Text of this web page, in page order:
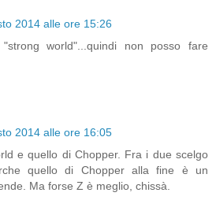
2014 alle ore 15:26
world"...quindi non posso fare
2014 alle ore 16:05
e quello di Chopper. Fra i due scelgo
quello di Chopper alla fine è un
Ma forse Z è meglio, chissà.